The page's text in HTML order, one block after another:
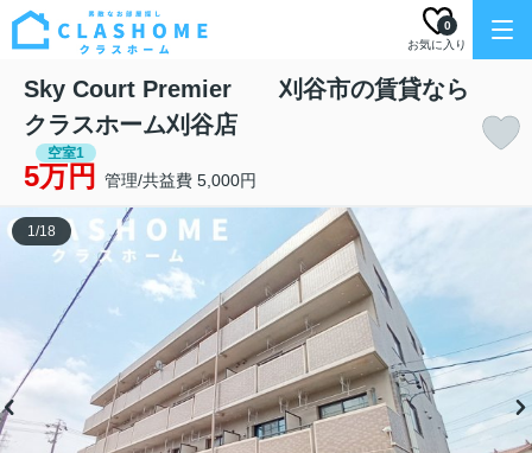
お気に入り
0
Sky Court Premier 刈谷市の賃貸なら
クラスホーム刈谷店
空室1
5万円 管理/共益費 5,000円
1/18